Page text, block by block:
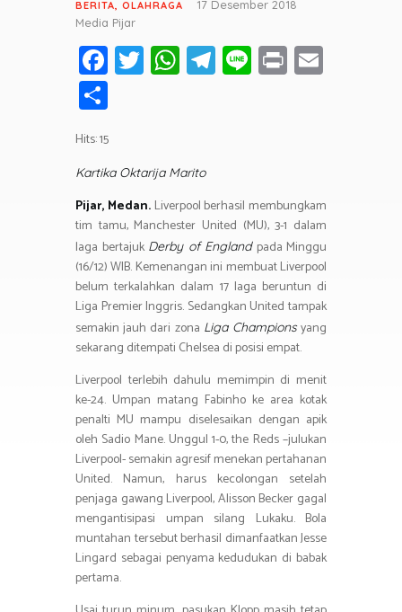
BERITA OLAHRAGA
17 Desember 2018
Media Pijar
Fa
ce
o
ok
T
wi
W
h
A
p
p
T
el
m
Li
n
Pr
in
h
ar
e
Hits: 15
Kartika Oktarija Marito
Pijar, Medan.Liverpool berhasil membungkam
tim tamu, Manchester United (MU), 3-1 dalam
laga bertajuk Derby of England pada Minggu
(16/12) WIB. Kemenangan ini membuat Liverpool
belum terkalahkan dalam 17 laga beruntun di
Liga Premier Inggris. Sedangkan United tampak
semakin jauh dari zona Liga Championsyang
sekarang ditempati Chelsea di posisi empat.
Liverpool terlebih dahulu memimpin di menit
ke-24. Umpan matang Fabinho ke area kotak
penalti MU mampu diselesaikan dengan apik
oleh Sadio Mane. Unggul 1-0, the Reds –julukan
Liverpool- semakin agresif menekan pertahanan
United. Namun, harus kecolongan setelah
penjaga gawang Liverpool, Alisson Becker gagal
mengantisipasi umpan silang Lukaku. Bola
muntahan tersebut berhasil dimanfaatkan Jesse
Lingard sebagai penyama kedudukan di babak
pertama.